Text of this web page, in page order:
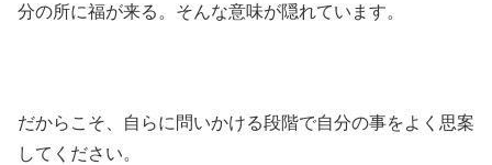
分の所に福が来る。そんな意味が隠れています。
だからこそ、自らに問いかける段階で自分の事をよく思案
してください。